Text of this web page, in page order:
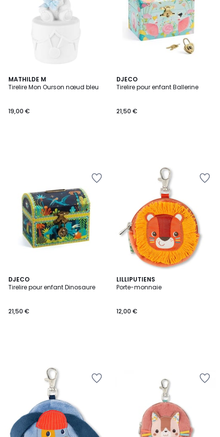
MATHILDE M
Tirelire Mon Ourson nœud bleu
19,00 €
DJECO
Tirelire pour enfant Ballerine
21,50 €
DJECO
Tirelire pour enfant Dinosaure
21,50 €
LILLIPUTIENS
Porte-monnaie
12,00 €